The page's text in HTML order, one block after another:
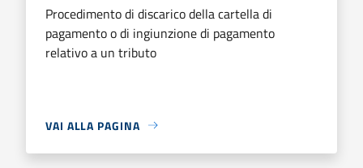
Procedimento di discarico della cartella di
pagamento o di ingiunzione di pagamento
relativo a un tributo
VAI ALLA PAGINA